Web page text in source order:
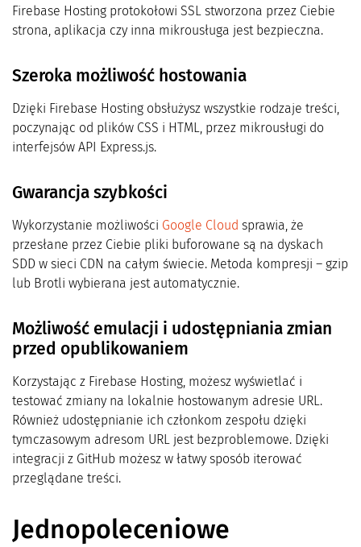
Firebase Hosting protokołowi SSL stworzona przez Ciebie
strona, aplikacja czy inna mikrousługa jest bezpieczna.
Szeroka możliwość hostowania
Dzięki Firebase Hosting obsłużysz wszystkie rodzaje treści,
poczynając od plików CSS i HTML, przez mikrousługi do
interfejsów API Express.js.
Gwarancja szybkości
Wykorzystanie możliwości Google Cloud sprawia, że
przesłane przez Ciebie pliki buforowane są na dyskach
SDD w sieci CDN na całym świecie. Metoda kompresji – gzip
lub Brotli wybierana jest automatycznie.
Możliwość emulacji i udostępniania zmian
przed opublikowaniem
Korzystając z Firebase Hosting, możesz wyświetlać i
testować zmiany na lokalnie hostowanym adresie URL.
Również udostępnianie ich członkom zespołu dzięki
tymczasowym adresom URL jest bezproblemowe. Dzięki
integracji z GitHub możesz w łatwy sposób iterować
przeglądane treści.
Jednopoleceniowe